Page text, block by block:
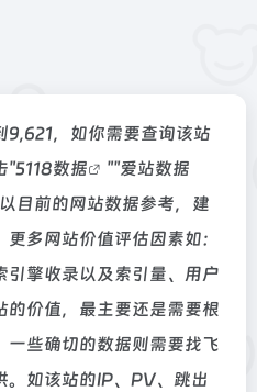
9,621，如你需要查询该站
"5118数据 ""爱站数据
目前的网站数据参考，建
多网站价值评估因素如：
引擎收录以及索引量、用户
的价值，最主要还是需要根
一些确切的数据则需要找飞
。如该站的IP、PV、跳出